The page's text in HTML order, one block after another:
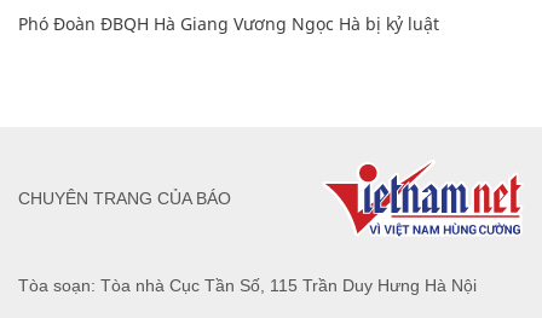
Phó Đoàn ĐBQH Hà Giang Vương Ngọc Hà bị kỷ luật
Tòa soạn: Tòa nhà Cục Tần Số, 115 Trần Duy Hưng Hà Nội
CHUYÊN TRANG CỦA BÁO